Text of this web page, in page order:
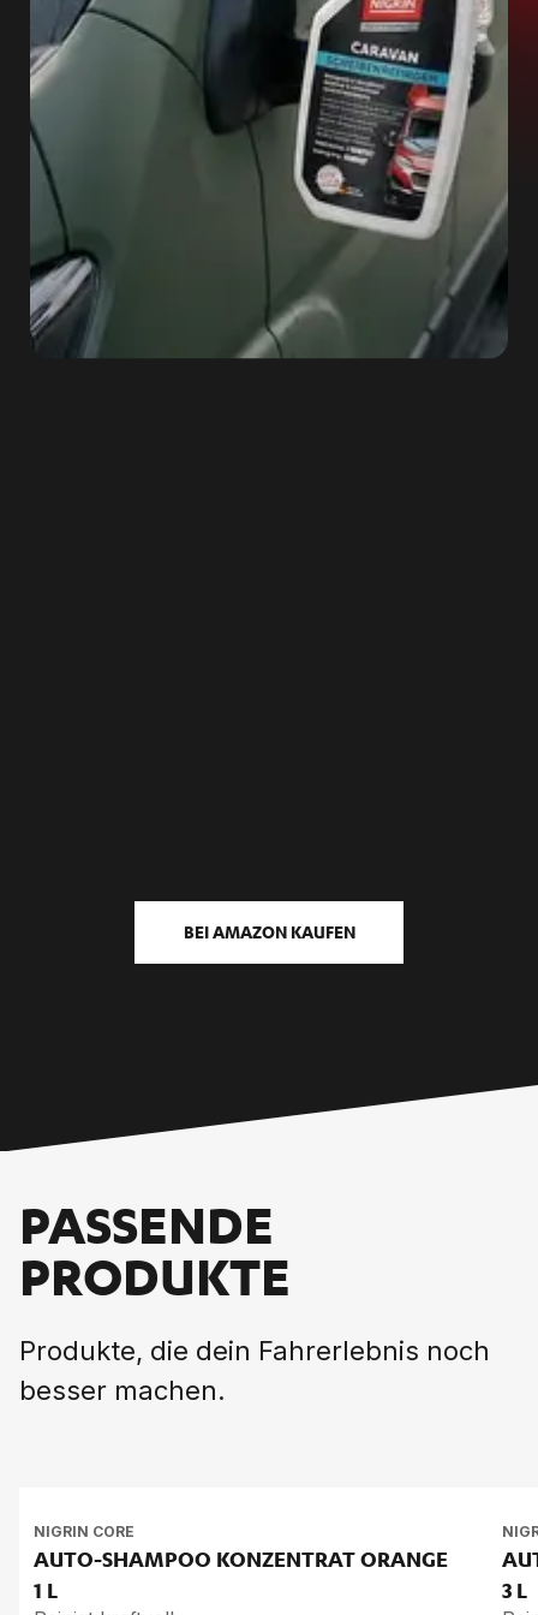
BEI AMAZON KAUFEN
PASSENDE
PRODUKTE
Produkte, die dein Fahrerlebnis noch
besser machen.
NIGRIN CORE
AUTO-SHAM­POO KON­ZEN­TRAT ORAN­GE
1 L
3 L